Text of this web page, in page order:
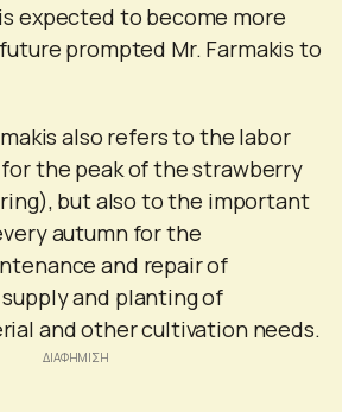
expected to become more
prompted Mr. Farmakis to
also refers to the labor
the peak of the strawberry
but also to the important
autumn for the
and repair of
and planting of
and other cultivation needs.